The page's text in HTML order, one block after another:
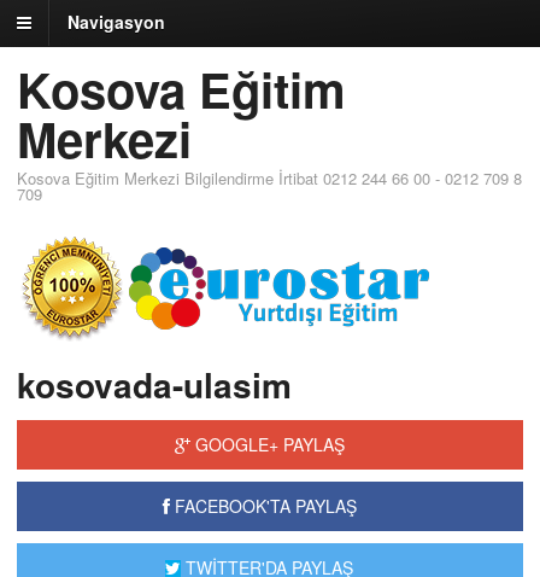
Navigasyon
Kosova Eğitim
Merkezi
Kosova Eğitim Merkezi Bilgilendirme İrtibat 0212 244 66 00 - 0212 709 8
709
kosovada-ulasim
GOOGLE+ PAYLAŞ
FACEBOOK'TA PAYLAŞ
TWİTTER'DA PAYLAŞ